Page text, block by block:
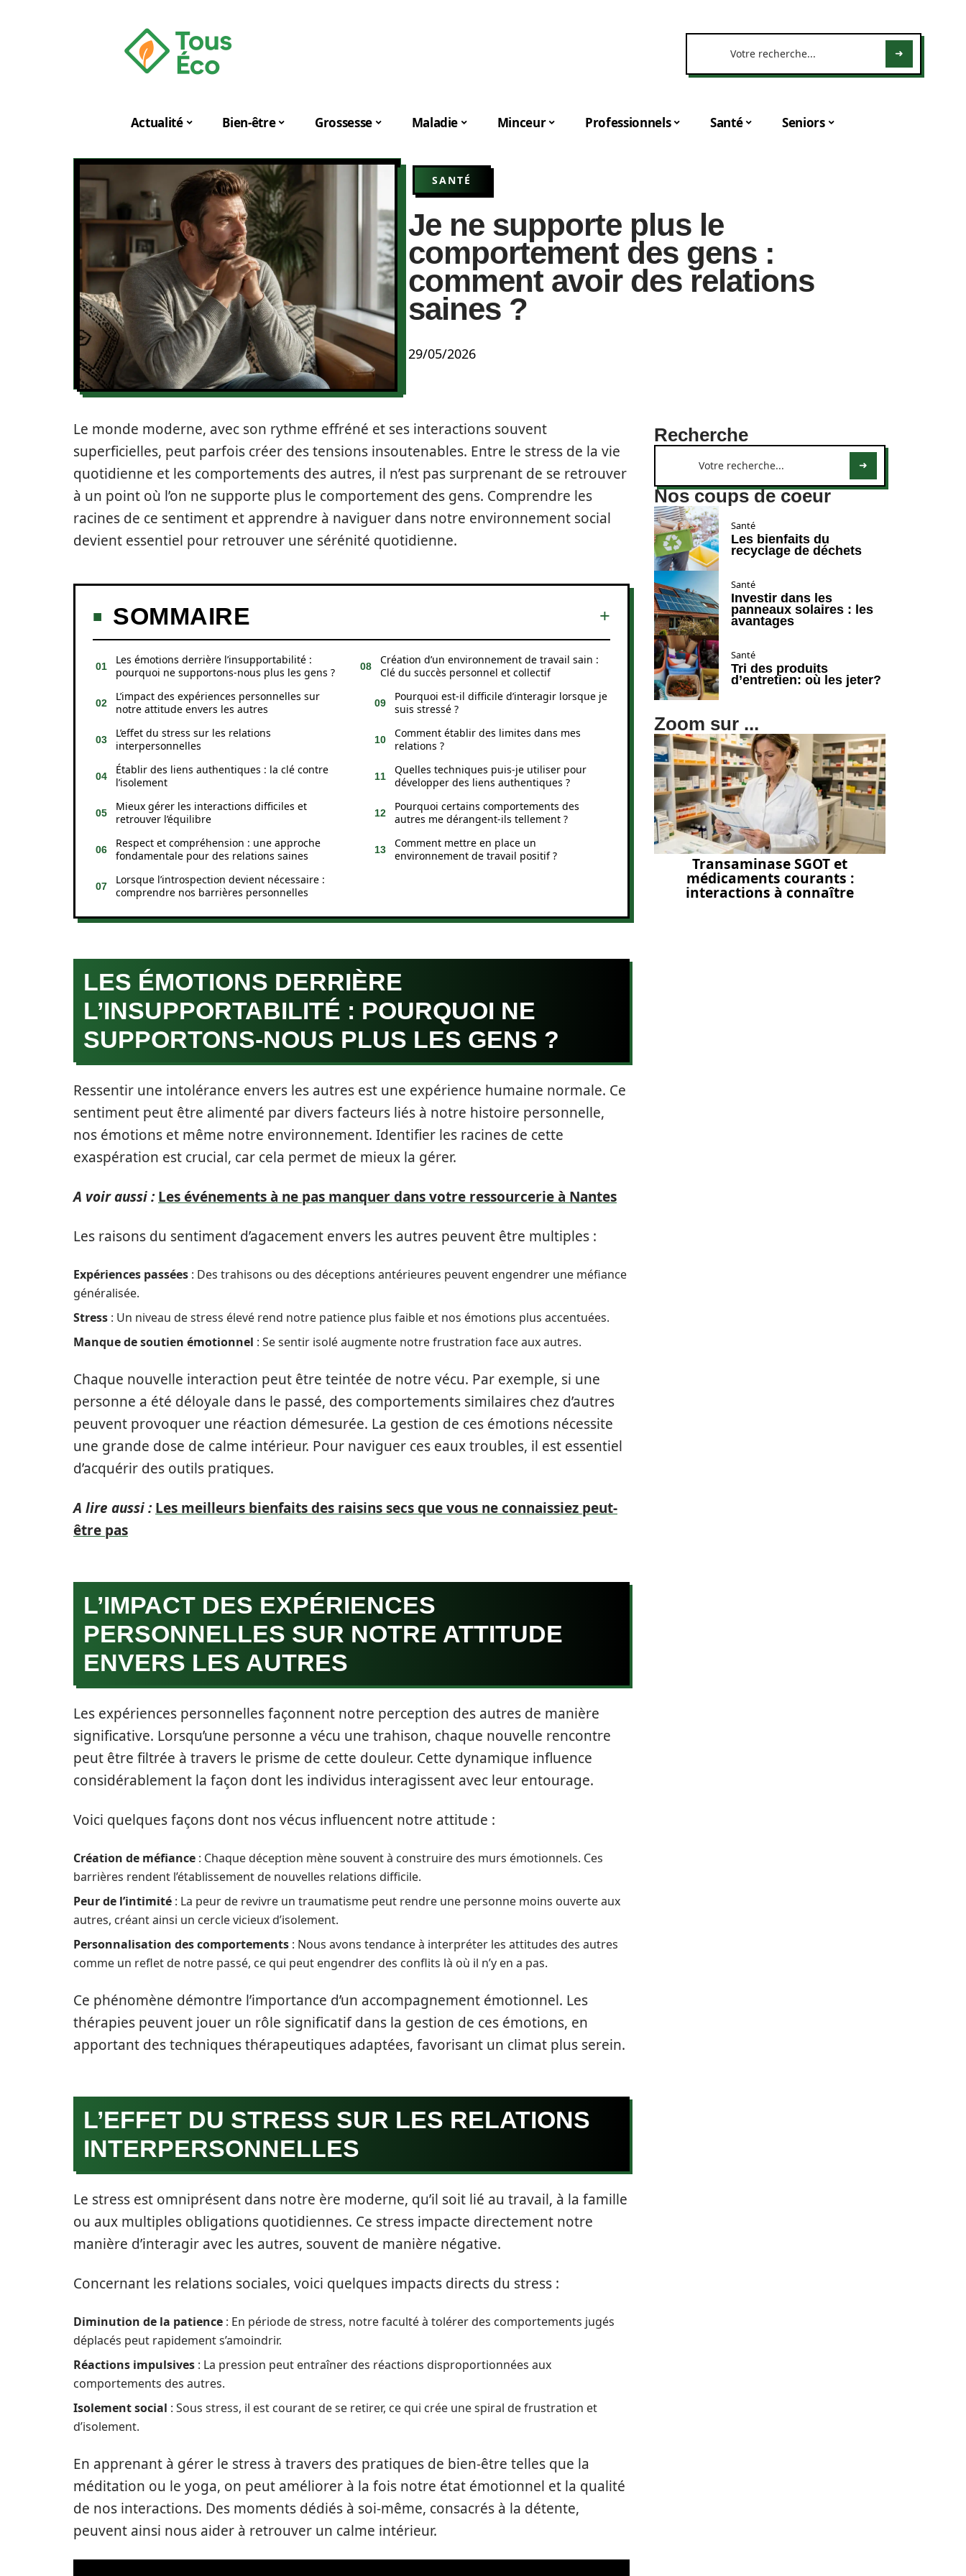
Actualité Bien-être Grossesse Maladie Minceur Professionnels Santé Seniors
SANTÉ
Je ne supporte plus le
comportement des gens :
comment avoir des relations
saines ?
29/05/2026
Le monde moderne, avec son rythme effréné et ses interactions souvent
superficielles, peut parfois créer des tensions insoutenables. Entre le stress de la vie
quotidienne et les comportements des autres, il n’est pas surprenant de se retrouver
à un point où l’on ne supporte plus le comportement des gens. Comprendre les
racines de ce sentiment et apprendre à naviguer dans notre environnement social
devient essentiel pour retrouver une sérénité quotidienne.
SOMMAIRE
Les émotions derrière l’insupportabilité :
pourquoi ne supportons-nous plus les gens ?
L’impact des expériences personnelles sur
notre attitude envers les autres
L’effet du stress sur les relations
interpersonnelles
Établir des liens authentiques : la clé contre
l’isolement
Mieux gérer les interactions difficiles et
retrouver l’équilibre
Respect et compréhension : une approche
fondamentale pour des relations saines
Lorsque l’introspection devient nécessaire :
comprendre nos barrières personnelles
Création d’un environnement de travail sain :
Clé du succès personnel et collectif
Pourquoi est-il difficile d’interagir lorsque je
suis stressé ?
Comment établir des limites dans mes
relations ?
Quelles techniques puis-je utiliser pour
développer des liens authentiques ?
Pourquoi certains comportements des
autres me dérangent-ils tellement ?
Comment mettre en place un
environnement de travail positif ?
LES ÉMOTIONS DERRIÈRE
L’INSUPPORTABILITÉ : POURQUOI NE
SUPPORTONS-NOUS PLUS LES GENS ?
Ressentir une intolérance envers les autres est une expérience humaine normale. Ce
sentiment peut être alimenté par divers facteurs liés à notre histoire personnelle,
nos émotions et même notre environnement. Identifier les racines de cette
exaspération est crucial, car cela permet de mieux la gérer.
A voir aussi : Les événements à ne pas manquer dans votre ressourcerie à Nantes
Les raisons du sentiment d’agacement envers les autres peuvent être multiples :
Expériences passées : Des trahisons ou des déceptions antérieures peuvent engendrer une méfiance
généralisée.
Stress : Un niveau de stress élevé rend notre patience plus faible et nos émotions plus accentuées.
Manque de soutien émotionnel : Se sentir isolé augmente notre frustration face aux autres.
Chaque nouvelle interaction peut être teintée de notre vécu. Par exemple, si une
personne a été déloyale dans le passé, des comportements similaires chez d’autres
peuvent provoquer une réaction démesurée. La gestion de ces émotions nécessite
une grande dose de calme intérieur. Pour naviguer ces eaux troubles, il est essentiel
d’acquérir des outils pratiques.
A lire aussi : Les meilleurs bienfaits des raisins secs que vous ne connaissiez peut-
être pas
L’IMPACT DES EXPÉRIENCES
PERSONNELLES SUR NOTRE ATTITUDE
ENVERS LES AUTRES
Les expériences personnelles façonnent notre perception des autres de manière
significative. Lorsqu’une personne a vécu une trahison, chaque nouvelle rencontre
peut être filtrée à travers le prisme de cette douleur. Cette dynamique influence
considérablement la façon dont les individus interagissent avec leur entourage.
Voici quelques façons dont nos vécus influencent notre attitude :
Création de méfiance : Chaque déception mène souvent à construire des murs émotionnels. Ces
barrières rendent l’établissement de nouvelles relations difficile.
Peur de l’intimité : La peur de revivre un traumatisme peut rendre une personne moins ouverte aux
autres, créant ainsi un cercle vicieux d’isolement.
Personnalisation des comportements : Nous avons tendance à interpréter les attitudes des autres
comme un reflet de notre passé, ce qui peut engendrer des conflits là où il n’y en a pas.
Ce phénomène démontre l’importance d’un accompagnement émotionnel. Les
thérapies peuvent jouer un rôle significatif dans la gestion de ces émotions, en
apportant des techniques thérapeutiques adaptées, favorisant un climat plus serein.
L’EFFET DU STRESS SUR LES RELATIONS
INTERPERSONNELLES
Le stress est omniprésent dans notre ère moderne, qu’il soit lié au travail, à la famille
ou aux multiples obligations quotidiennes. Ce stress impacte directement notre
manière d’interagir avec les autres, souvent de manière négative.
Concernant les relations sociales, voici quelques impacts directs du stress :
Diminution de la patience : En période de stress, notre faculté à tolérer des comportements jugés
déplacés peut rapidement s’amoindrir.
Réactions impulsives : La pression peut entraîner des réactions disproportionnées aux
comportements des autres.
Isolement social : Sous stress, il est courant de se retirer, ce qui crée une spiral de frustration et
d’isolement.
En apprenant à gérer le stress à travers des pratiques de bien-être telles que la
méditation ou le yoga, on peut améliorer à la fois notre état émotionnel et la qualité
de nos interactions. Des moments dédiés à soi-même, consacrés à la détente,
peuvent ainsi nous aider à retrouver un calme intérieur.
Recherche
Nos coups de coeur
Santé
Les bienfaits du
recyclage de déchets
Santé
Investir dans les
panneaux solaires : les
avantages
Santé
Tri des produits
d’entretien: où les jeter?
Zoom sur ...
Transaminase SGOT et
médicaments courants :
interactions à connaître